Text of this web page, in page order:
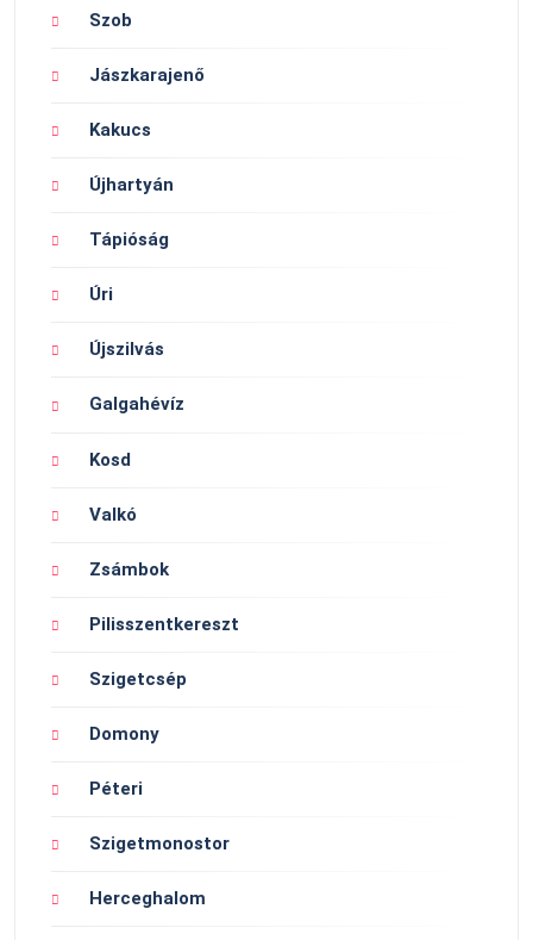
Szob
Jászkarajenő
Kakucs
Újhartyán
Tápióság
Úri
Újszilvás
Galgahévíz
Kosd
Valkó
Zsámbok
Pilisszentkereszt
Szigetcsép
Domony
Péteri
Szigetmonostor
Herceghalom